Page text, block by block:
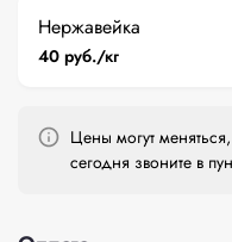
Нержавейка
40 руб./кг
Цены могут
сегодня звоните в